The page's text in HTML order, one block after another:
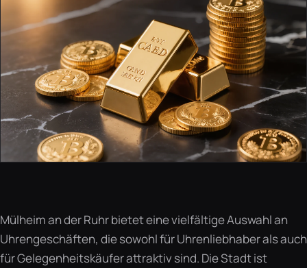
Mülheim an der Ruhr bietet eine vielfältige Auswahl an
Uhrengeschäften, die sowohl für Uhrenliebhaber als auch
für Gelegenheitskäufer attraktiv sind. Die Stadt ist